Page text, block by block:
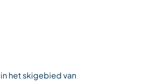
het skigebied van